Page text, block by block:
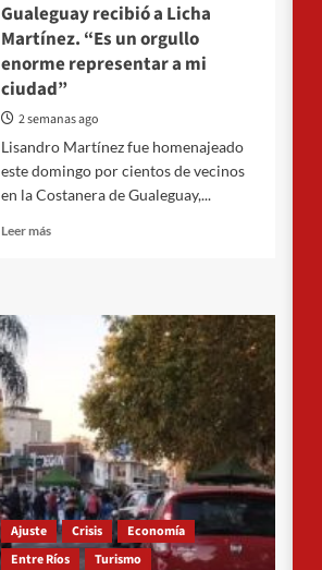
Gualeguay recibió a Licha
Martínez. “Es un orgullo
enorme representar a mi
ciudad”
2 semanas ago
Lisandro Martínez fue homenajeado
este domingo por cientos de vecinos
en la Costanera de Gualeguay,...
Leer másRead
Martínez.
orgullo
enorme
representar
a
mi
ciudad”
Ajuste Crisis
Economía
Entre Ríos
Turismo